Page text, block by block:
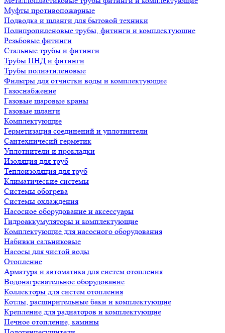
Муфты противопожарные
Подводка и шланги для бытовой техники
Полипропиленовые трубы, фитинги и комплектующие
Резьбовые фитинги
Стальные трубы и фитинги
Трубы ПНД и фитинги
Трубы полиэтиленовые
Фильтры для отчистки воды и комплектующие
Газоснабжение
Газовые шаровые краны
Газовые шланги
Комплектующие
Герметизация соединений и уплотнители
Сантехничесий герметик
Уплотнители и прокладки
Изоляция для труб
Теплоизоляция для труб
Климатические системы
Системы обогрева
Системы охлаждения
Насосное оборудование и аксессуары
Гидроаккумуляторы и комплектующие
Комплектующие для насосного оборудования
Набивки сальниковые
Насосы для чистой воды
Отопление
Арматура и автоматика для систем отопления
Водонагревательное оборудование
Коллекторы для систем отопления
Котлы, расширительные баки и комплектующие
Крепление для радиаторов и комплектующие
Печное отопление, камины